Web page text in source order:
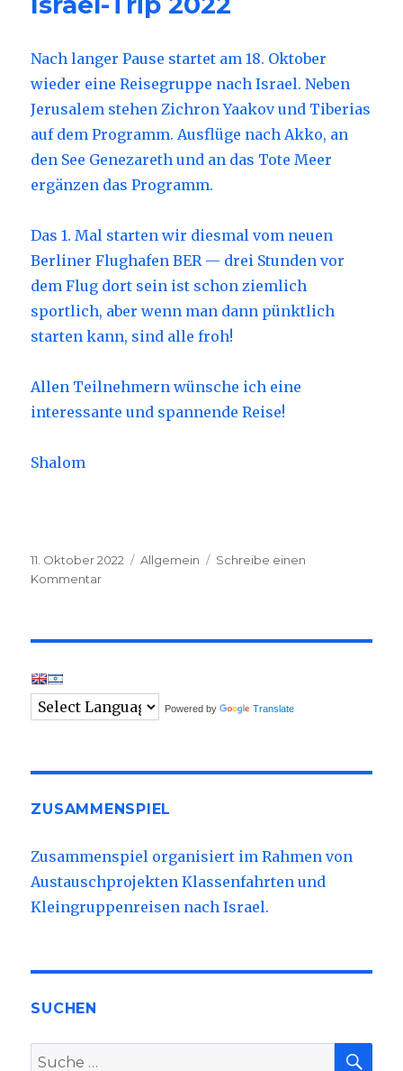
Nach langer Pause startet am 18. Oktober
wieder eine Reisegruppe nach Israel. Neben
Jerusalem stehen Zichron Yaakov und Tiberias
auf dem Programm. Ausflüge nach Akko, an
den See Genezareth und an das Tote Meer
ergänzen das Programm.
Das 1. Mal starten wir diesmal vom neuen
Berliner Flughafen BER — drei Stunden vor
dem Flug dort sein ist schon ziemlich
sportlich, aber wenn man dann pünktlich
starten kann, sind alle froh!
Allen Teilnehmern wünsche ich eine
interessante und spannende Reise!
Shalom
Veröffentlicht
am
11. Oktober 2022 Kategorien
Allgemein
Schreibe einen
Kommentar
2022
Powered by Translate
ZUSAMMENSPIEL
Zusammenspiel organisiert im Rahmen von
Austauschprojekten Klassenfahrten und
Kleingruppenreisen nach Israel.
SUCHEN
Suche